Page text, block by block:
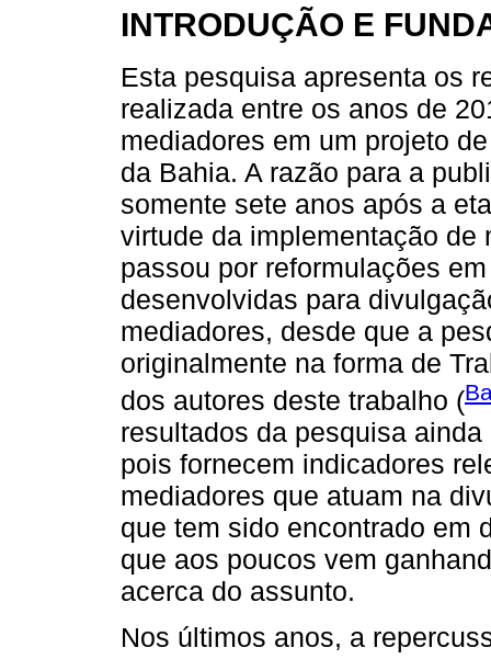
INTRODUÇÃO E
Esta pesquisa apresenta os
realizada entre os anos de
mediadores em um projeto
da Bahia. A razão para a
somente sete anos após a
virtude da implementação de
passou por reformulações
desenvolvidas para
mediadores, desde que a
originalmente na forma de
dos autores deste trabalho (
resultados da pesquisa
pois fornecem indicadores
mediadores que atuam na
que tem sido encontrado em
que aos poucos vem
acerca do assunto.
Nos últimos anos, a